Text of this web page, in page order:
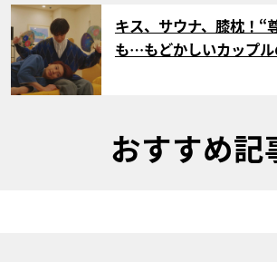
サムネイル
キス、サウナ、膝枕！“
も…もどかしいカップ
おすすめ記